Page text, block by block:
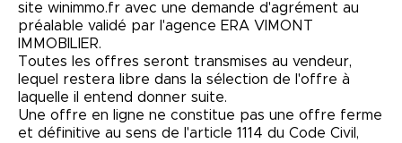
site winimmo.fr avec une demande d'agrément au
préalable validé par l'agence ERA VIMONT
IMMOBILIER.
Toutes les offres seront transmises au vendeur,
lequel restera libre dans la sélection de l'offre à
laquelle il entend donner suite.
Une offre en ligne ne constitue pas une offre ferme
et définitive au sens de l'article 1114 du Code Civil,